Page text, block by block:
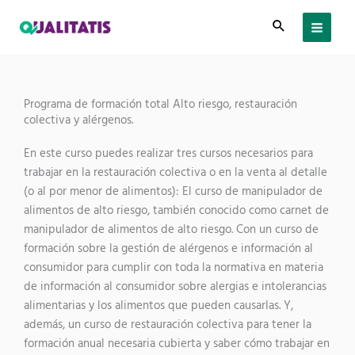
Programa de formación total Alto riesgo, restauración
colectiva y alérgenos.
En este curso puedes realizar tres cursos necesarios para
trabajar en la restauración colectiva o en la venta al detalle
(o al por menor de alimentos): El curso de manipulador de
alimentos de alto riesgo, también conocido como carnet de
manipulador de alimentos de alto riesgo. Con un curso de
formación sobre la gestión de alérgenos e información al
consumidor para cumplir con toda la normativa en materia
de información al consumidor sobre alergias e intolerancias
alimentarias y los alimentos que pueden causarlas. Y,
además, un curso de restauración colectiva para tener la
formación anual necesaria cubierta y saber cómo trabajar en